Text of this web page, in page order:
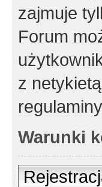
zajmuje
Forum
z
Warunki